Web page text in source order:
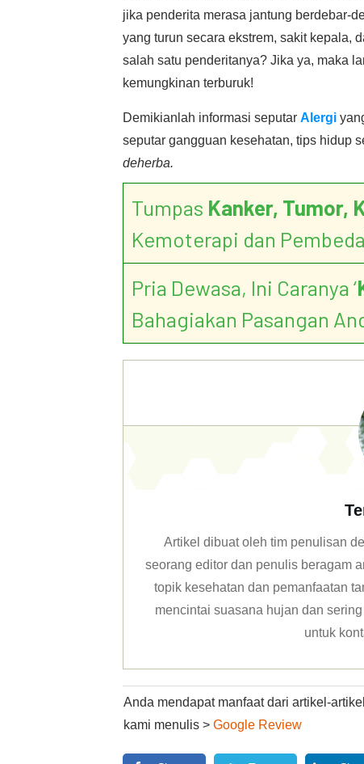
jika penderita merasa jantung berdebar-
yang turun secara ekstrem, sakit kepala,
salah satu penderitanya? Jika ya, maka
kemungkinan terburuk!
Demikianlah informasi seputar Alergi
seputar gangguan kesehatan, tips hidup
deherba.
Tumpas Kanker, Tumor,
Kemoterapi dan
Pria Dewasa, Ini Caranya ‘
Bahagiakan Pasangan
Artikel dibuat oleh tim penulisan
seorang editor dan penulis beragam
topik kesehatan dan pemanfaatan
mencintai suasana hujan dan
untuk
Anda mendapat manfaat dari artikel-
kami menulis > Google Review